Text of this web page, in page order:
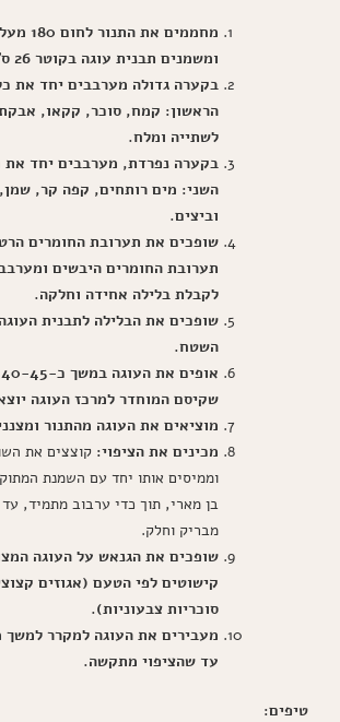
מחממים
ומשמנים תבנית עוגה בקוטר 26 ס"מ.
בקערה גדולה מערבבים יחד את
הראשון: קמח, סוכר, קקאו,
לשתייה ומלח.
בקערה נפרדת, מערבבים יחד את
השני: מים רותחים, קפה קר,
וביצים.
שופכים את תערובת החומרים
תערובת החומרים היבשים
לקבלת בלילה אחידה וחלקה.
שופכים את הבלילה לתבנית
השטח.
שקיסם המוחדר למרכז העוגה
מוציאים את העוגה מהתנור
מכינים את הציפוי: קוצצים את
וממיסים אותו יחד עם השמנת
בן מארי, תוך כדי ערבוב מתמיד,
מבריק וחלק.
שופכים את הגנאש על העוגה
קישוטים לפי הטעם (אגוזים
סוכריות צבעוניות).
מעבירים את העוגה למקרר
עד שהציפוי מתקשה.
טיפים: